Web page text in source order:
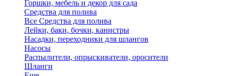
Горшки, мебель и декор для сада
Средства для полива
Все Средства для полива
Лейки, баки, бочки, канистры
Насадки, переходники для шлангов
Насосы
Распылители, опрыскиватели, оросители
Шланги